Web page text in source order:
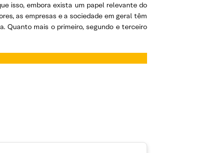
isso, embora exista um papel relevante do
as empresas e a sociedade em geral têm
Quanto mais o primeiro, segundo e terceiro